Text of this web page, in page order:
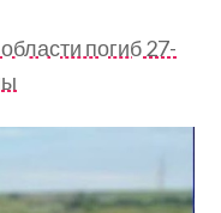
погиб 27-